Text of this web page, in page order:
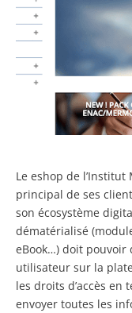
Le eshop de l’Institut
principal de ses
son écosystème
dématérialisé
eBook…) doit pouvoir
utilisateur sur la
les droits d’accès en
envoyer toutes les